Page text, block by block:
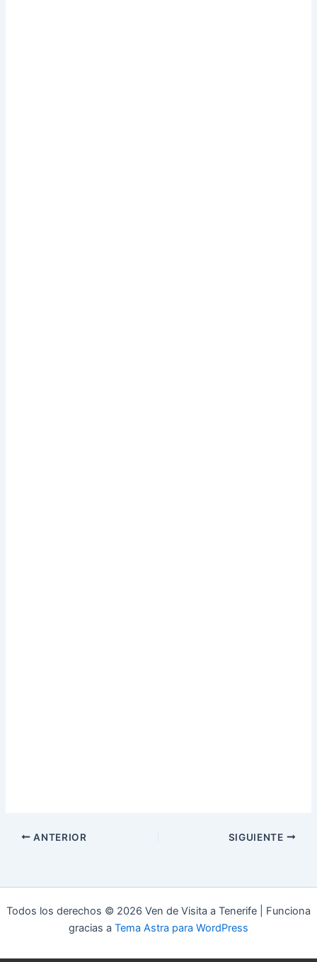
ANTERIOR SIGUIENTE
Todos los derechos © 2026 Ven de Visita a Tenerife | Funciona
gracias a Tema Astra para WordPress